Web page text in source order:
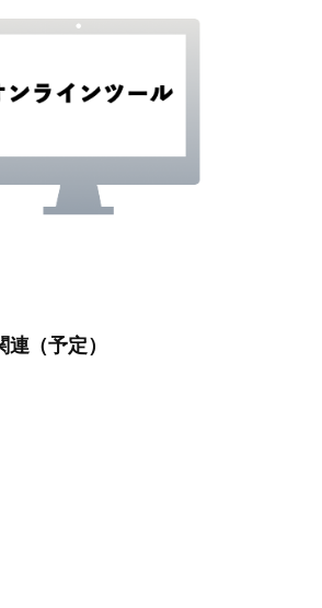
（予定）